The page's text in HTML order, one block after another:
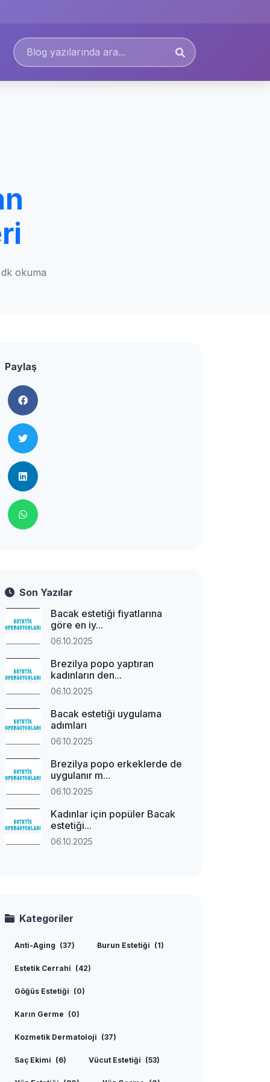
okuma
Paylaş
Son Yazılar
Bacak estetiği fiyatlarına
göre en iy...
06.10.2025
Brezilya popo yaptıran
kadınların den...
06.10.2025
Bacak estetiği uygulama
adımları
06.10.2025
Brezilya popo erkeklerde de
uygulanır m...
06.10.2025
Kadınlar için popüler Bacak
estetiği...
06.10.2025
Kategoriler
Anti-Aging (37) Burun Estetiği (1)
Estetik Cerrahi (42)
Göğüs Estetiği (0)
Karın Germe (0)
Kozmetik Dermatoloji (37)
Saç Ekimi (6) Vücut Estetiği (53)